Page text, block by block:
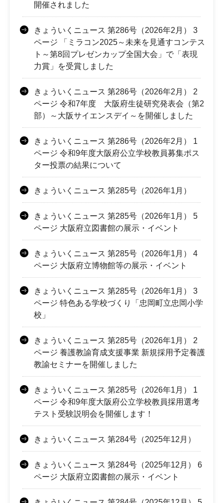
開催されました
きょういくニュース 第286号（2026年2月） 3
ページ 「ミラコン2025～未来を見通すコンテス
ト～第8回プレゼンカップ全国大会」で「表現
力賞」を受賞しました
きょういくニュース 第286号（2026年2月） 2
ページ 令和7年度 大阪府生徒研究発表会（第2
部）～大阪サイエンスデイ～を開催しました
きょういくニュース 第286号（2026年2月） 1
ページ 令和9年度大阪府公立学校教員募集ポス
ター投票の結果について
きょういくニュース 第285号（2026年1月）
きょういくニュース 第285号（2026年1月） 5
ページ 大阪府立図書館の展示・イベント
きょういくニュース 第285号（2026年1月） 4
ページ 大阪府立博物館等の展示・イベント
きょういくニュース 第285号（2026年1月） 3
ページ 特色ある学校づくり「忠岡町立忠岡小学
校」
きょういくニュース 第285号（2026年1月） 2
ページ 養護教諭育成支援事業 新規採用予定養護
教諭セミナーを開催しました
きょういくニュース 第285号（2026年1月） 1
ページ 令和9年度大阪府公立学校教員採用選考
テスト受験説明会を開催します！
きょういくニュース 第284号（2025年12月）
きょういくニュース 第284号（2025年12月） 6
ページ 大阪府立図書館の展示・イベント